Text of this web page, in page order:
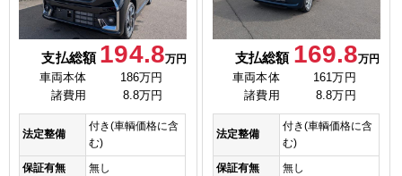
支払総額 194.8万円
車両本体
186万円
諸費用
8.8万円
法定整備
付き(車輌価格に含
む)
保証有無
無し
支払総額 169.8万円
車両本体
161万円
諸費用
8.8万円
法定整備
付き(車輌価格に含
む)
保証有無
無し